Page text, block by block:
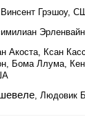
Грэшоу,
Акоста, Ксан
Бома Ллума,
, Людовик